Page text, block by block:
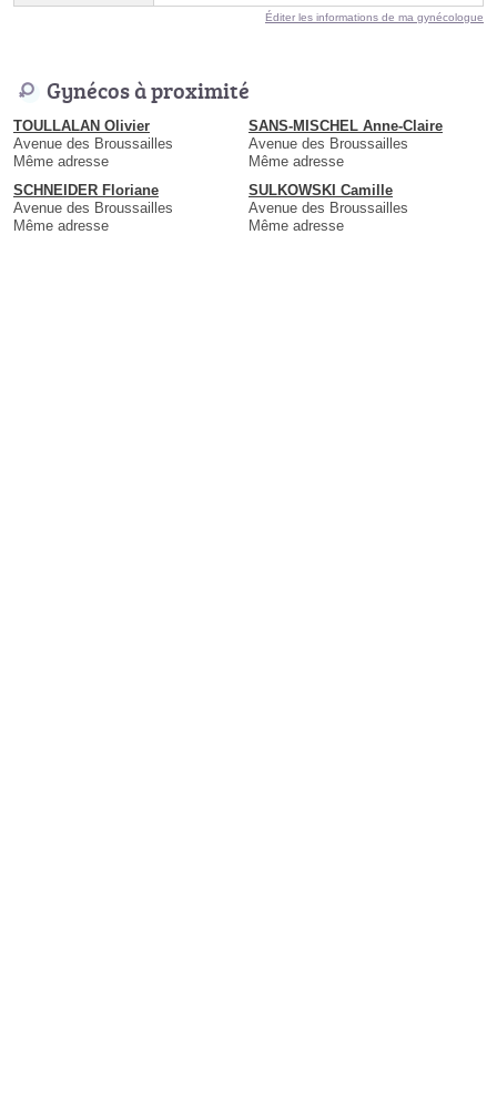
Éditer les informations de ma gynécologue
Gynécos à proximité
TOULLALAN Olivier
Avenue des Broussailles
Même adresse
SANS-MISCHEL Anne-Claire
Avenue des Broussailles
Même adresse
SCHNEIDER Floriane
Avenue des Broussailles
Même adresse
SULKOWSKI Camille
Avenue des Broussailles
Même adresse